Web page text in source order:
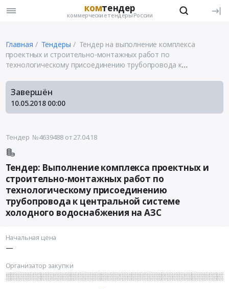
комтендер
коммерческие тендеры России
Главная Тендеры
Тендер на выполнение комплекса
проектных и строительно-монтажных работ по
технологическому присоединению трубопровода к
Завершён
10.05.2018 00:00
Тендер №4639488от 27.04.18
Тендер: Выполнение комплекса проектных и
строительно-монтажных работ по
технологическому присоединению
трубопровода к центральной системе
холодного водоснабжения на АЗС
Начальная цена
—
Организатор закупки